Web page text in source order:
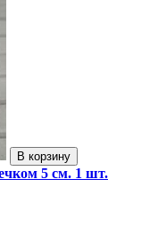
В корзину
5 см. 1 шт.